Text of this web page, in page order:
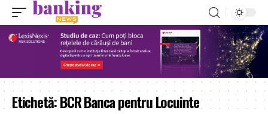
Etichetă:BCR Banca pentru Locuinte